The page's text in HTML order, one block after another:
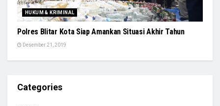
HUKUM & KRIMINAL
Polres Blitar Kota Siap Amankan Situasi Akhir Tahun
Desember 21, 2019
Categories